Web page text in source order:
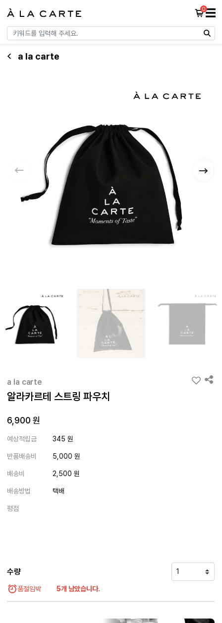
0☰
a la carte
a la carte
알라카르테 스트링 파우치
6,900 원
예상적립금 345 원
반품배송비 5,000 원
배송비 2,500 원
배송방법 택배
평점
수량
품절임박 5개 남았습니다.